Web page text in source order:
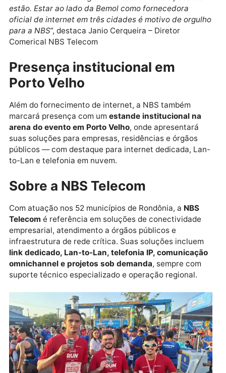
Cobertura de imprensa
Compartilhamento em redes sociais em tempo
real
saúde e inclusão é um reflexo direto do que
acreditamos: tecnologia deve estar onde as pessoas
oficial de internet em três cidades é motivo de
para a NBS”, destaca Janio Cerqueira – Diretor
Comerical NBS Telecom
Presença institucional em
Porto Velho
marcará presença com umestande institucional na
arena do evento em Porto Velho, onde apresentará
suas soluções para empresas, residências e órgãos
públicos — com destaque para internet dedicada,
to-Lan e telefonia em nuvem.
Sobre a NBS Telecom
Com atuação nos 52 municípios de Rondônia, aNBS
Telecomé referência em soluções de conectividade
empresarial, atendimento a órgãos públicos e
infraestrutura de rede crítica. Suas soluções incluem
link dedicado, Lan-to-Lan, telefonia IP,